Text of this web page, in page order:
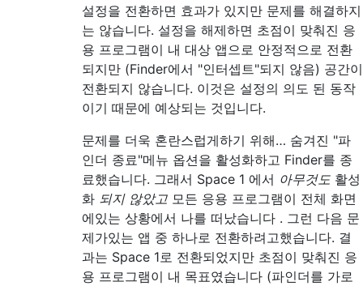
설정을 전환하면 효과가 있지만 문제를 해결하지
는 않습니다. 설정을 해제하면 초점이 맞춰진 응
용 프로그램이 내 대상 앱으로 안정적으로 전환
되지만 (Finder에서 "인터셉트"되지 않음) 공간이
전환되지 않습니다. 이것은 설정의 의도 된 동작
이기 때문에 예상되는 것입니다.
문제를 더욱 혼란스럽게하기 위해… 숨겨진 "파
인더 종료"메뉴 옵션을 활성화하고 Finder를 종
료했습니다. 그래서 Space 1 에서 아무것도 활성
화 되지 않았고 모든 응용 프로그램이 전체 화면
에있는 상황에서 나를 떠났습니다 . 그런 다음 문
제가있는 앱 중 하나로 전환하려고했습니다. 결
과는 Space 1로 전환되었지만 초점이 맞춰진 응
용 프로그램이 내 목표였습니다 (파인더를 가로